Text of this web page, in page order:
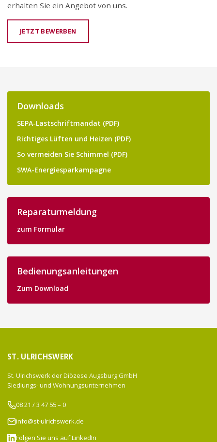
erhalten Sie ein Angebot von uns.
JETZT BEWERBEN
Downloads
SEPA-Lastschriftmandat (PDF)
Richtiges Lüften und Heizen (PDF)
So vermeiden Sie Schimmel (PDF)
SWA-Energiesparkampagne
Reparaturmeldung
zum Formular
Bedienungsanleitungen
Zum Download
ST. ULRICHSWERK
St. Ulrichswerk der Diözese Augsburg GmbH
Siedlungs- und Wohnungsunternehmen
08 21 / 3 47 55 – 0
info@st-ulrichswerk.de
Folgen Sie uns auf LinkedIn